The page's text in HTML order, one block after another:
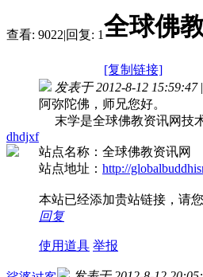
查看: 9022|回复: 1全球佛
[复制链接]
dhdjxf
发表于 2012-8-12 15:59:47 |
阿弥陀佛，师兄您好。
末学是全球佛教资讯网技
站点名称：全球佛教资讯网
站点地址： http://
本站已经添加贵站链接，请您
回复
使用道具 举报